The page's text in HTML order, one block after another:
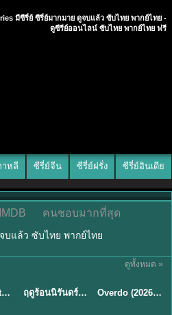
มีซีรี่ย์ ซีรี่ย์มากมาย ดูจบแล้ว ซับไทย พากย์ไทย -
ดูซีรีย์ออนไลน์ ซับไทย พากย์ไทย ฟรี
าหลี ซีรี่ย์จีน ซีรี่ย์ฝรั่ง ซีรี่ย์อินเดีย
คนชอบมากที่สุด
บแล้ว ซับไทย พากย์ไทย
ดูทั้งหมด »
Royal Betrothal (2026) สัญญาวิวาห์แห่งราชวงศ์ พากย์ไทย ซับไทย EP1-32 ★8.8 ฤดูร้อนนิรันดร์ (2026) Never-Ending Summer พากย์ไทย EP.1-29
ซับไทย
Overdo (2026) รักเกินแค้น พากย์ไทย ซับไทย EP1-33 (จบ)